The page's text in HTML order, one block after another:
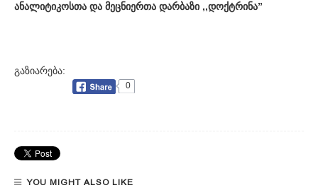
ანალიტიკოსთა და მეცნიერთა დარბაზი ,,დოქტრინა”
გაზიარება:
0
YOU MIGHT ALSO LIKE